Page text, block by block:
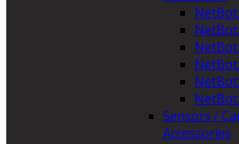
Sensors /
Accessories